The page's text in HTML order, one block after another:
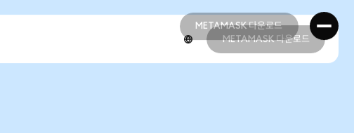
METAMASK 다운로드
METAMASK 다운로드
METAMASK 다운로드